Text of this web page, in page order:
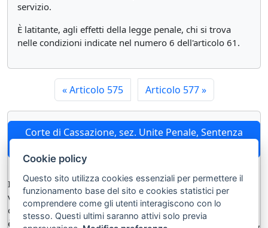
servizio.
È latitante, agli effetti della legge penale, chi si trova
nelle condizioni indicate nel numero 6 dell'articolo 61.
«Articolo 575 Articolo 577»
Corte di Cassazione, sez. Unite Penale, Sentenza
In tema di reati contro il patrimonio, nel caso in cui la
violenza che integra il reato di rapina cd. “impropria”, tentata
o consumata, abbia cagionato la morte della persona offesa,
è configurabile, in riferimento al reato di omicidio volontario,
Cookie policy
Questo sito utilizza cookies essenziali per permettere il
funzionamento base del sito e cookies statistici per
comprendere come gli utenti interagiscono con lo
stesso. Questi ultimi saranno attivi solo previa